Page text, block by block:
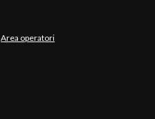
Area operatori